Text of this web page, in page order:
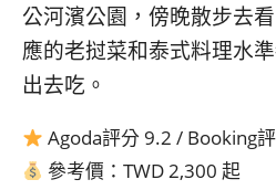
公河濱公園，傍晚散步去
應的老挝菜和泰式料理水
出去吃。
Agoda評分 9.2 / Booking
參考價：TWD 2,300 起